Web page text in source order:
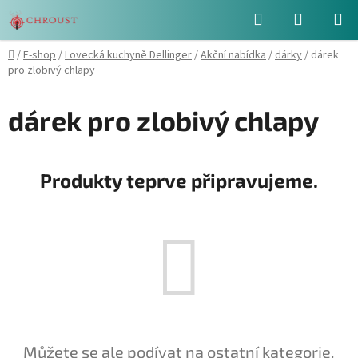
na
obsah
Hledat
KOŠÍK
Domů
/E-shop/Lovecká kuchyně Dellinger/Akční nabídka/dárky/ dárek
pro zlobivý chlapy
dárek pro zlobivý chlapy
Produkty teprve připravujeme.
Můžete se ale podívat na ostatní kategorie.